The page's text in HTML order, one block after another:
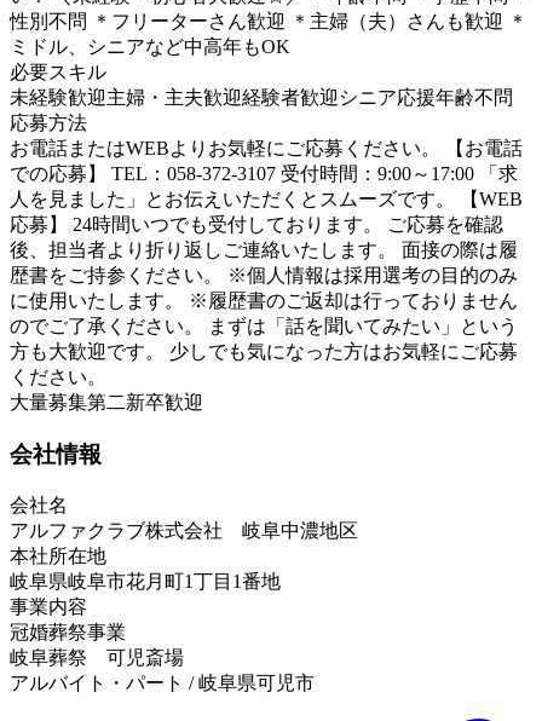
性別不問 ＊フリーターさん歓迎 ＊主婦（夫）さんも歓迎 ＊
ミドル、シニアなど中高年もOK
必要スキル
未経験歓迎主婦・主夫歓迎経験者歓迎 シニア応援年齢不問
応募方法
お電話またはWEBよりお気軽にご応募ください。 【お電話
での応募】 TEL：058-372-3107 受付時間：9:00～17:00 「求
人を見ました」とお伝えいただくとスムーズです。 【WEB
応募】 24時間いつでも受付しております。 ご応募を確認
後、担当者より折り返しご連絡いたします。 面接の際は履
歴書をご持参ください。 ※個人情報は採用選考の目的のみ
に使用いたします。 ※履歴書のご返却は行っておりません
のでご了承ください。 まずは「話を聞いてみたい」という
方も大歓迎です。 少しでも気になった方はお気軽にご応募
ください。
大量募集第二新卒歓迎
会社情報
会社名
アルファクラブ株式会社 岐阜中濃地区
本社所在地
岐阜県岐阜市花月町1丁目1番地
事業内容
冠婚葬祭事業
岐阜葬祭 可児斎場
アルバイト・パート / 岐阜県可児市